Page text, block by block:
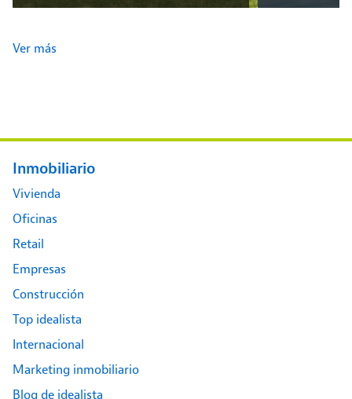
Ver más
Footer main menu
Inmobiliario
Vivienda
Oficinas
Retail
Empresas
Construcción
Top idealista
Internacional
Marketing inmobiliario
Blog de idealista